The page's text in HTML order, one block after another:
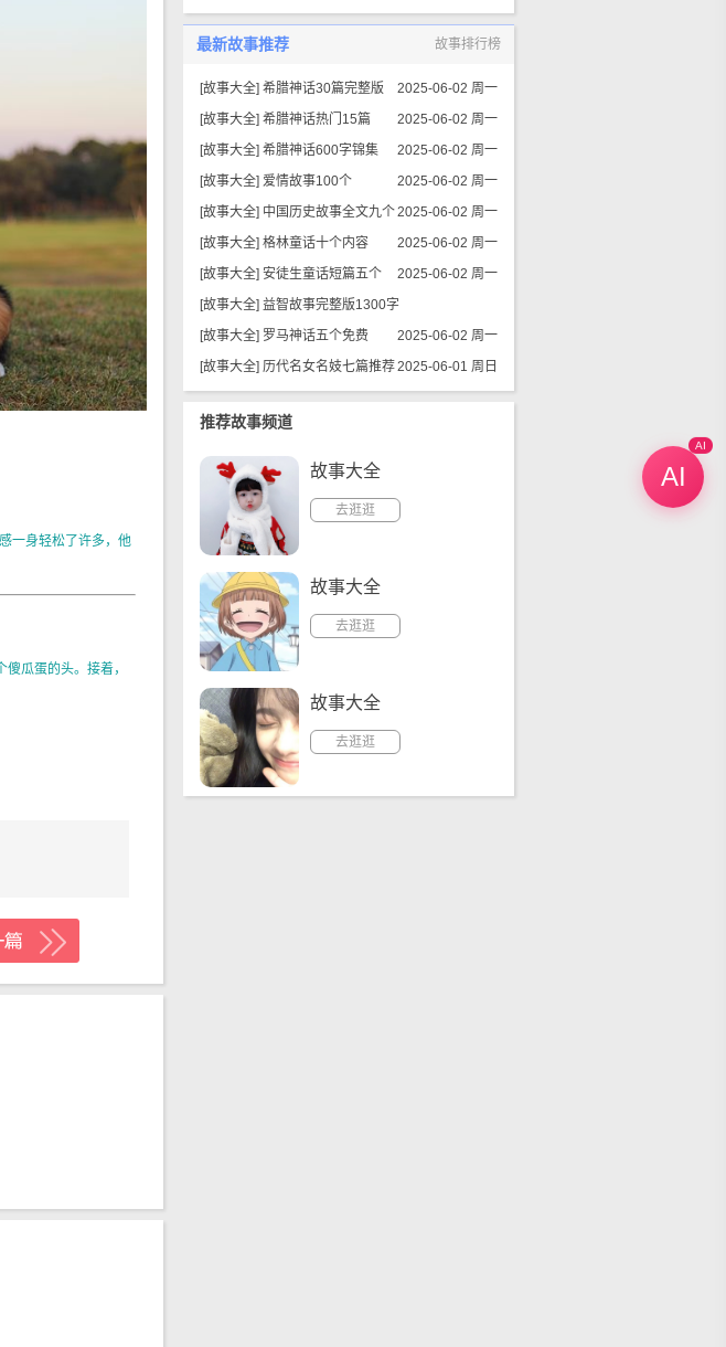
一身轻松了许多，他
瓜蛋的头。接着，
最新故事推荐 故事排行榜
[故事大全] 希腊神话30篇完整版
2025-06-02 周一
[故事大全] 希腊神话热门15篇
2025-06-02 周一
[故事大全] 希腊神话600字锦集
2025-06-02 周一
[故事大全] 爱情故事100个
2025-06-02 周一
[故事大全] 中国历史故事全文九个2025-06-02 周一
[故事大全] 格林童话十个内容
2025-06-02 周一
[故事大全] 安徒生童话短篇五个
2025-06-02 周一
[故事大全] 益智故事完整版1300字
2025-06-02 周一
[故事大全] 罗马神话五个免费
2025-06-02 周一
[故事大全] 历代名女名妓七篇推荐2025-06-01 周日
推荐故事频道
故事大全
去逛逛
故事大全
去逛逛
故事大全
去逛逛
AI
AI